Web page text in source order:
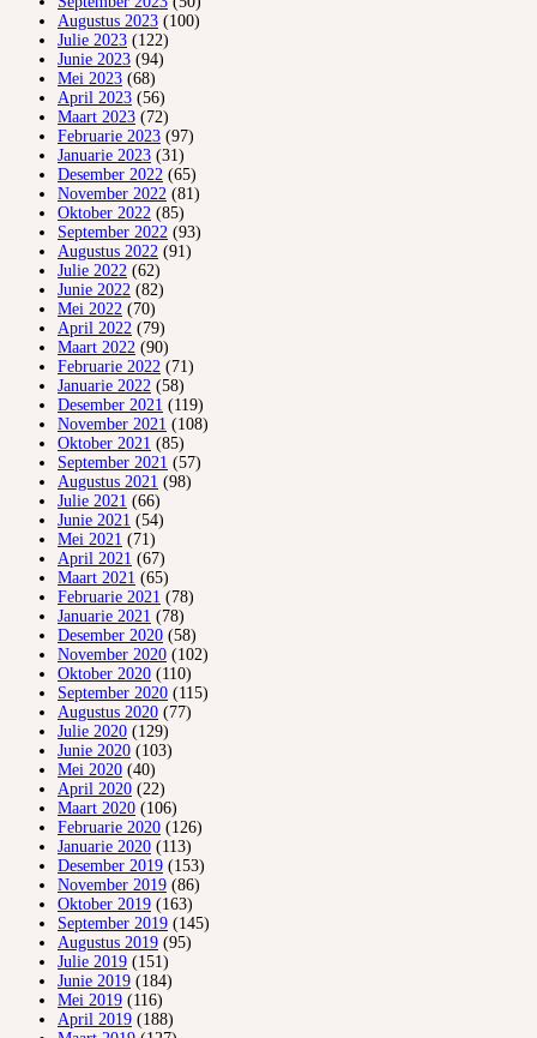
Augustus 2023 (100)
Julie 2023 (122)
Junie 2023 (94)
Mei 2023 (68)
April 2023 (56)
Maart 2023 (72)
Februarie 2023 (97)
Januarie 2023 (31)
Desember 2022 (65)
November 2022 (81)
Oktober 2022 (85)
September 2022 (93)
Augustus 2022 (91)
Julie 2022 (62)
Junie 2022 (82)
Mei 2022 (70)
April 2022 (79)
Maart 2022 (90)
Februarie 2022 (71)
Januarie 2022 (58)
Desember 2021 (119)
November 2021 (108)
Oktober 2021 (85)
September 2021 (57)
Augustus 2021 (98)
Julie 2021 (66)
Junie 2021 (54)
Mei 2021 (71)
April 2021 (67)
Maart 2021 (65)
Februarie 2021 (78)
Januarie 2021 (78)
Desember 2020 (58)
November 2020 (102)
Oktober 2020 (110)
September 2020 (115)
Augustus 2020 (77)
Julie 2020 (129)
Junie 2020 (103)
Mei 2020 (40)
April 2020 (22)
Maart 2020 (106)
Februarie 2020 (126)
Januarie 2020 (113)
Desember 2019 (153)
November 2019 (86)
Oktober 2019 (163)
September 2019 (145)
Augustus 2019 (95)
Julie 2019 (151)
Junie 2019 (184)
Mei 2019 (116)
April 2019 (188)